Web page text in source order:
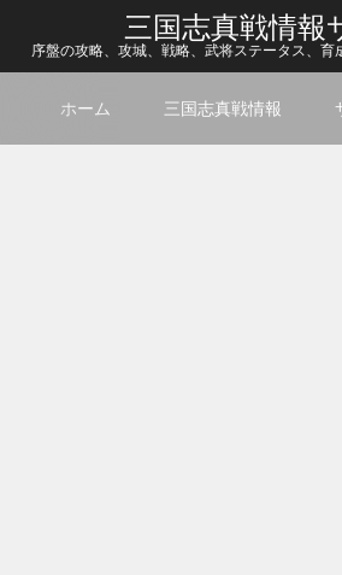
三国志真戦情報
序盤の攻略、攻城、戦略、武将ステータス、育
ホーム 三国志真戦情報